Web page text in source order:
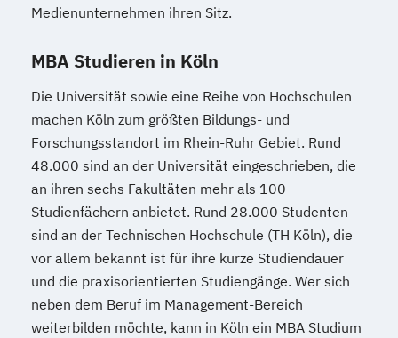
Medienunternehmen ihren Sitz.
MBA Studieren in Köln
Die Universität sowie eine Reihe von Hochschulen
machen Köln zum größten Bildungs- und
Forschungsstandort im Rhein-Ruhr Gebiet. Rund
48.000 sind an der Universität eingeschrieben, die
an ihren sechs Fakultäten mehr als 100
Studienfächern anbietet. Rund 28.000 Studenten
sind an der Technischen Hochschule (TH Köln), die
vor allem bekannt ist für ihre kurze Studiendauer
und die praxisorientierten Studiengänge. Wer sich
neben dem Beruf im Management-Bereich
weiterbilden möchte, kann in Köln ein MBA Studium